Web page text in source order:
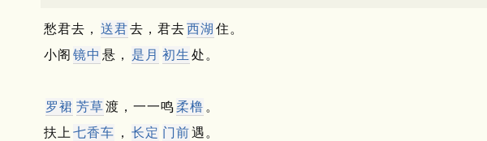
愁君去， 送君去，君去西湖 住。
小阁 镜中 悬， 是月 初生 处。
罗裙 芳草渡，一一鸣柔橹 。
扶上 七香车 ， 长定 门前遇。